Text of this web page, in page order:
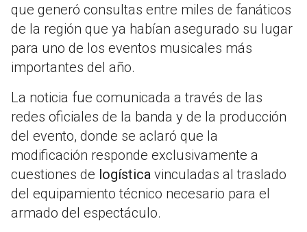
que generó consultas entre miles de fanáticos
de la región que ya habían asegurado su lugar
para uno de los eventos musicales más
importantes del año.
La noticia fue comunicada a través de las
redes oficiales de la banda y de la producción
del evento, donde se aclaró que la
modificación responde exclusivamente a
cuestiones de logística vinculadas al traslado
del equipamiento técnico necesario para el
armado del espectáculo.